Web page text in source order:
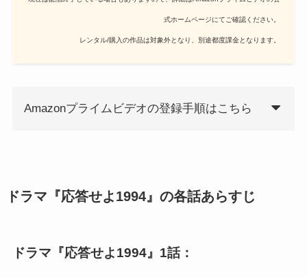
式ホームページにてご確認ください。
レンタル/購入の作品は対象外となり、別途都度課金となります。
Amazonプライムビデオの登録手順はこちら
ドラマ『応答せよ1994』の各話あらすじ
ドラマ『応答せよ1994』1話：